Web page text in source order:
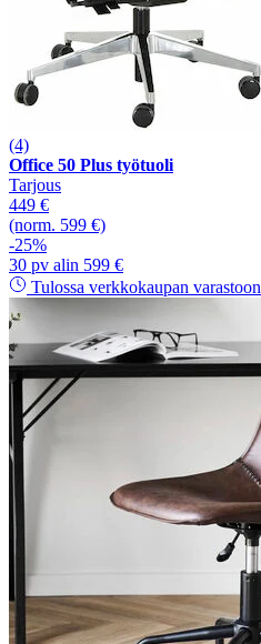
(4)
Office 50 Plus työtuoli
Tarjous
449 €
(norm. 599 €)
-25%
30 pv alin 599 €
Tulossa verkkokaupan varastoon